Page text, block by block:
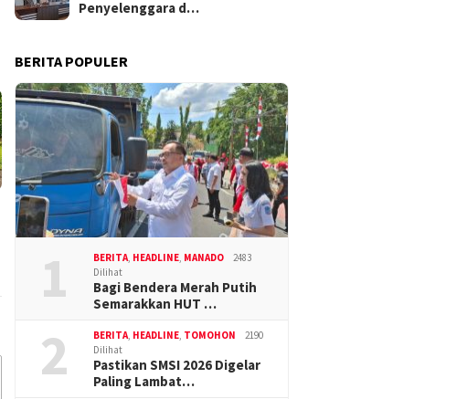
Penyelenggara d…
BERITA POPULER
1 BERITA, HEADLINE, MANADO
2483
Dilihat
Bagi Bendera Merah Putih
Semarakkan HUT …
2 BERITA, HEADLINE, TOMOHON
2190
Dilihat
Pastikan SMSI 2026 Digelar
Paling Lambat…